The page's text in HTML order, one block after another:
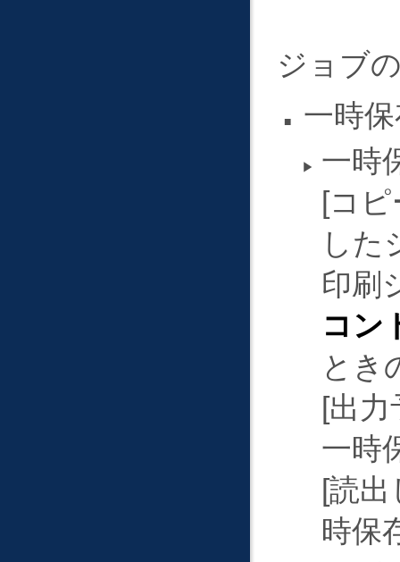
ジョブ
一時
一時
コピ
した
印刷
コン
とき
出力
一時
読出
時保